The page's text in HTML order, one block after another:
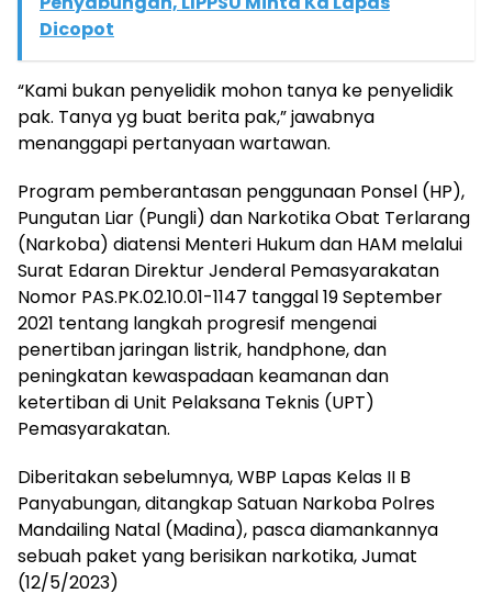
Dicopot
“Kami bukan penyelidik mohon tanya ke penyelidik
pak. Tanya yg buat berita pak,” jawabnya
menanggapi pertanyaan wartawan.
Program pemberantasan penggunaan Ponsel (HP),
Pungutan Liar (Pungli) dan Narkotika Obat Terlarang
(Narkoba) diatensi Menteri Hukum dan HAM melalui
Surat Edaran Direktur Jenderal Pemasyarakatan
Nomor PAS.PK.02.10.01-1147 tanggal 19 September
2021 tentang langkah progresif mengenai
penertiban jaringan listrik, handphone, dan
peningkatan kewaspadaan keamanan dan
ketertiban di Unit Pelaksana Teknis (UPT)
Pemasyarakatan.
Diberitakan sebelumnya, WBP Lapas Kelas II B
Panyabungan, ditangkap Satuan Narkoba Polres
Mandailing Natal (Madina), pasca diamankannya
sebuah paket yang berisikan narkotika, Jumat
(12/5/2023)